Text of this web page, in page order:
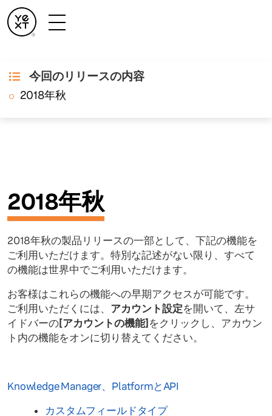
リリース・ノート
今回のリリースの内容
2018年秋
2018年秋
2018年秋の製品リリースの一部として、下記の機能を
ご利用いただけます。特別な記述がない限り、すべて
の機能は世界中でご利用いただけます。
お客様はこれらの機能への早期アクセスが可能です。
ご利用いただくには、 アカウント設定を開いて、左サ
イドバーの[アカウントの機能] をクリックし、アカウン
ト内の機能をオンに切り替えてください。
Knowledge Manager、PlatformとAPI
カスタムフィールドタイプ